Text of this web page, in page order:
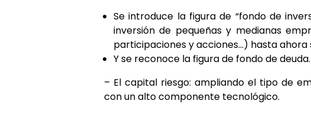
Se introduce la figura de “fondo de
inversión de pequeñas y medianas
participaciones y acciones…) hasta
Y se reconoce la figura de fondo de deuda.
– El capital riesgo: ampliando el tipo de
con un alto componente tecnológico.